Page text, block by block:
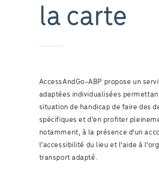
la carte
AccessAndGo-ABP propose un
adaptées individualisées
situation de handicap de faire des
spécifiques et d'en profiter
notamment, à la présence d'un
l'accessibilité du lieu et l'aide à
transport adapté.